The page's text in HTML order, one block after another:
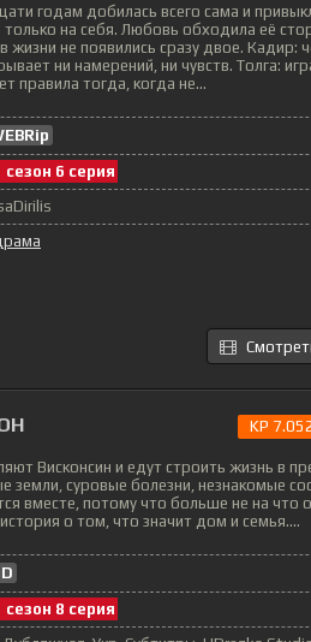
годам добилась всего сама и
только на себя. Любовь обходила её
жизни не появились сразу двое. Кадир:
ни намерений, ни чувств. Толга:
правила тогда, когда не...
сезон 6 серия
KP 7.052
Висконсин и едут строить жизнь в
земли, суровые болезни, незнакомые
вместе, потому что больше не на что
история о том, что значит дом и семья....
сезон 8 серия